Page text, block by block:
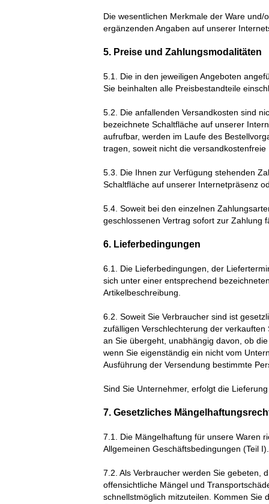
Die wesentlichen Merkmale der Ware
ergänzenden Angaben auf unserer
5. Preise und Zahlungsmodalitäten
5.1. Die in den jeweiligen Angeboten
Sie beinhalten alle Preisbestandteile
5.2. Die anfallenden Versandkosten sind
bezeichnete Schaltfläche auf unserer
aufrufbar, werden im Laufe des
tragen, soweit nicht die
5.3. Die Ihnen zur Verfügung stehenden
Schaltfläche auf unserer Internetpräsenz
5.4. Soweit bei den einzelnen
geschlossenen Vertrag sofort zur Zahlung
6. Lieferbedingungen
6.1. Die Lieferbedingungen, der
sich unter einer entsprechend
Artikelbeschreibung.
6.2. Soweit Sie Verbraucher sind ist
zufälligen Verschlechterung der
an Sie übergeht, unabhängig davon, ob
wenn Sie eigenständig ein nicht vom
Ausführung der Versendung bestimmte
Sind Sie Unternehmer, erfolgt die
7. Gesetzliches
7.1. Die Mängelhaftung für unsere Waren
Allgemeinen Geschäftsbedingungen (Teil I).
7.2. Als Verbraucher werden Sie gebeten,
offensichtliche Mängel und
schnellstmöglich mitzuteilen. Kommen Sie